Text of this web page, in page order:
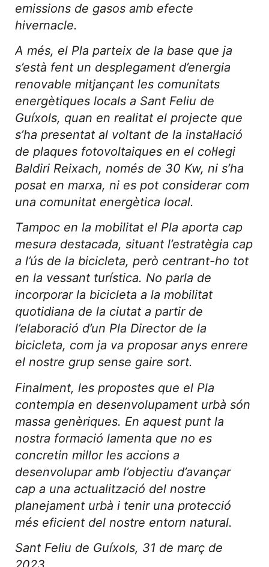
emissions de gasos amb efecte
hivernacle.
A més, el Pla parteix de la base que ja
s’està fent un desplegament d’energia
renovable mitjançant les comunitats
energètiques locals a Sant Feliu de
Guíxols, quan en realitat el projecte que
s’ha presentat al voltant de la instal·lació
de plaques fotovoltaiques en el col·legi
Baldiri Reixach, només de 30 Kw, ni s’ha
posat en marxa, ni es pot considerar com
una comunitat energètica local.
Tampoc en la mobilitat el Pla aporta cap
mesura destacada, situant l’estratègia cap
a l’ús de la bicicleta, però centrant-ho tot
en la vessant turística. No parla de
incorporar la bicicleta a la mobilitat
quotidiana de la ciutat a partir de
l’elaboració d’un Pla Director de la
bicicleta, com ja va proposar anys enrere
el nostre grup sense gaire sort.
Finalment, les propostes que el Pla
contempla en desenvolupament urbà són
massa genèriques. En aquest punt la
nostra formació lamenta que no es
concretin millor les accions a
desenvolupar amb l’objectiu d’avançar
cap a una actualització del nostre
planejament urbà i tenir una protecció
més eficient del nostre entorn natural.
Sant Feliu de Guíxols, 31 de març de